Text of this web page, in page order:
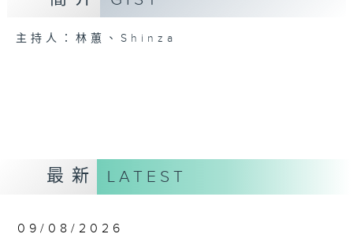
主持人：林蕙、Shinza
最新 LATEST
09/08/2026